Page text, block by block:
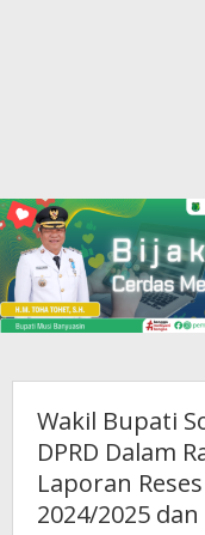
Wakil Bupati
DPRD Dalam
Laporan
2024/2025